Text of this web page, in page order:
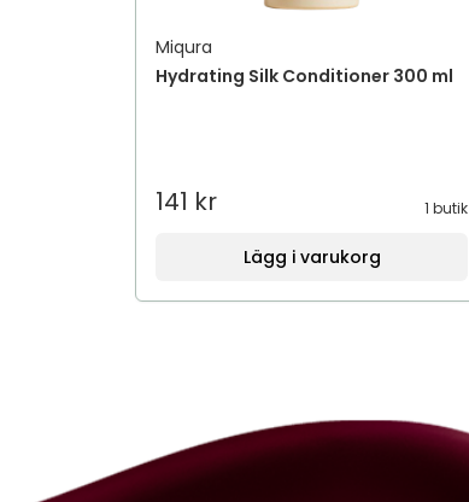
Miqura
Hydrating Silk Conditioner 300 ml
141 kr 1 butik
Lägg i varukorg